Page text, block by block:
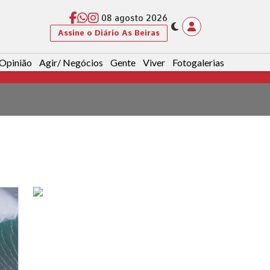
08 agosto 2026
Assine o Diário As Beiras
Agir/ Negócios Gente Viver Fotogalerias